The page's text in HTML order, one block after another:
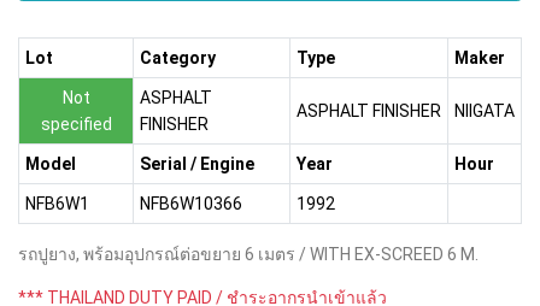
Lot Category Type Maker
Not
specified
ASPHALT
FINISHER
ASPHALT FINISHER NIIGATA
Model Serial / Engine Year Hour
NFB6W1 NFB6W10366 1992
รถปูยาง, พร้อมอุปกรณ์ต่อขยาย 6 เมตร / WITH EX-SCREED 6 M.
*** THAILAND DUTY PAID / ชำระอากรนำเข้าแล้ว